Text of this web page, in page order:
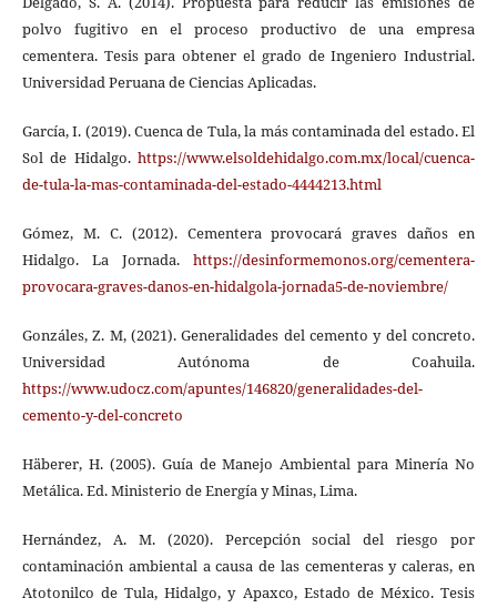
polvo fugitivo en el proceso productivo de una empresa
cementera. Tesis para obtener el grado de Ingeniero Industrial.
Universidad Peruana de Ciencias Aplicadas.
García, I. (2019). Cuenca de Tula, la más contaminada del estado. El
Sol de Hidalgo.https://www.elsoldehidalgo.com.mx/local/cuenca-
de-tula-la-mas-contaminada-del-estado-4444213.html
Gómez, M. C. (2012). Cementera provocará graves daños en
Hidalgo. La Jornada.https://desinformemonos.org/cementera-
provocara-graves-danos-en-hidalgola-jornada5-de-noviembre/
Gonzáles, Z. M, (2021). Generalidades del cemento y del concreto.
Universidad Autónoma de Coahuila.
https://www.udocz.com/apuntes/146820/generalidades-del-
cemento-y-del-concreto
Häberer, H. (2005). Guía de Manejo Ambiental para Minería No
Metálica. Ed. Ministerio de Energía y Minas, Lima.
Hernández, A. M. (2020). Percepción social del riesgo por
contaminación ambiental a causa de las cementeras y caleras, en
Atotonilco de Tula, Hidalgo, y Apaxco, Estado de México. Tesis